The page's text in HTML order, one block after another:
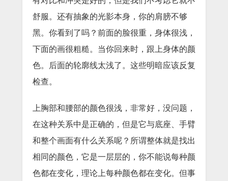
舒服。还有抽象的光影本身，你的肩膀不够
黑。你看到了吗？前面的脸很重，身体很浅，
下面的画很粗糙。当你回来时，跟上身体的颜
色。后面的轮廓线太浅了。这些明暗应该反复
检查。
上胸部和腰部的颜色很浅，非常好，没问题，
在这种关系中是正确的，但是它与底座、手臂
和整个画面有什么关系呢？所谓整体就是找出
相同的颜色，它是一层层的，你不能说每种颜
色都在变化，理论上每种颜色都在变化。但事